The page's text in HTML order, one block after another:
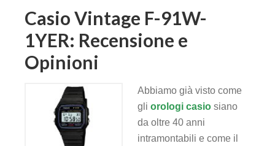
Casio Vintage F-91W-
1YER: Recensione e
Opinioni
Abbiamo già visto come
gli orologi casio siano
da oltre 40 anni
intramontabili e come il